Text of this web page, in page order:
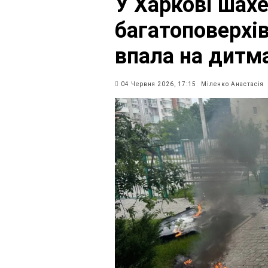
впала на
04 Червня 2026, 17:15 Міленко Анастасія